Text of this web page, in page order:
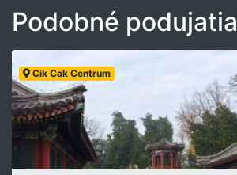
Podobné podujatia
Cik Cak Centrum